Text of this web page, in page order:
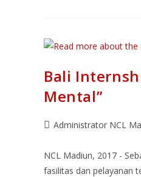
Bali
Mental”
Administrator NCL
NCL Madiun, 2017 -
fasilitas dan pelayanan